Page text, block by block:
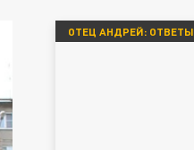
ОТЕЦ АНДРЕЙ: ОТВЕТЫ